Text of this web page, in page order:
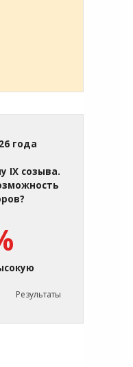
года
IX созыва.
Результаты